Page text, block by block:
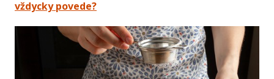
vždycky povede?